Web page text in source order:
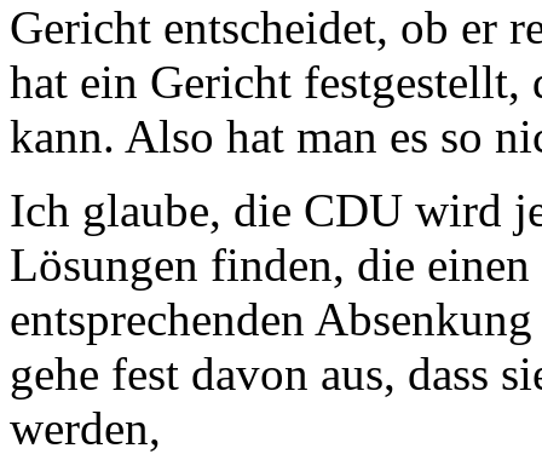
Gericht entscheidet, ob er
hat ein Gericht festgestellt,
kann. Also hat man es so
Ich glaube, die CDU wird
Lösungen finden, die
entsprechenden
gehe fest davon aus, dass
werden,